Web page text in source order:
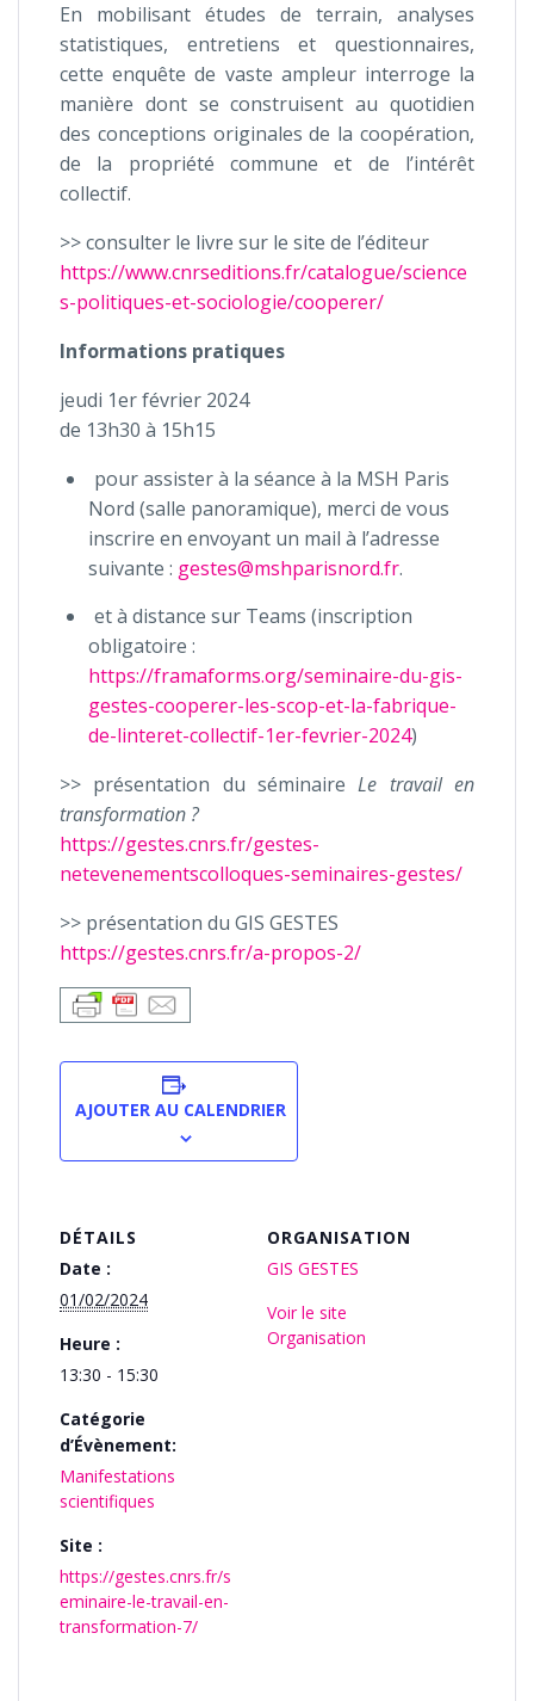
En mobilisant études de terrain, analyses
statistiques, entretiens et questionnaires,
cette enquête de vaste ampleur interroge la
manière dont se construisent au quotidien
des conceptions originales de la coopération,
de la propriété commune et de l’intérêt
collectif.
>> consulter le livre sur le site de l’éditeur
https://www.cnrseditions.fr/catalogue/science
s-politiques-et-sociologie/cooperer/
Informations pratiques
jeudi 1er février 2024
de 13h30 à 15h15
pour assister à la séance à la MSH Paris
Nord (salle panoramique), merci de vous
inscrire en envoyant un mail à l’adresse
suivante : gestes@mshparisnord.fr.
et à distance sur Teams (inscription
obligatoire :
https://framaforms.org/seminaire-du-gis-
gestes-cooperer-les-scop-et-la-fabrique-
de-linteret-collectif-1er-fevrier-2024)
>> présentation du séminaireLe travail en
transformation ?
https://gestes.cnrs.fr/gestes-
netevenementscolloques-seminaires-gestes/
>> présentation du GIS GESTES
https://gestes.cnrs.fr/a-propos-2/
AJOUTER AU CALENDRIER
DÉTAILS
Date :
01/02/2024
Heure :
13:30 - 15:30
Catégorie
d’Évènement:
Manifestations
scientifiques
Site :
https://gestes.cnrs.fr/s
eminaire-le-travail-en-
transformation-7/
ORGANISATION
GIS GESTES
Voir le site
Organisation